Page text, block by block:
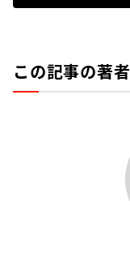
この記事の著者